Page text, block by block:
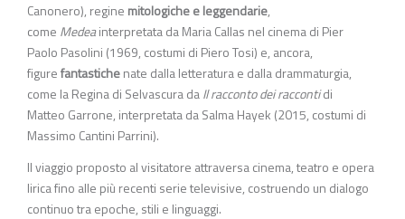
Canonero), regine mitologiche e leggendarie,
come Medeainterpretata da Maria Callas nel cinema di Pier
Paolo Pasolini (1969, costumi di Piero Tosi) e, ancora,
figurefantastichenate dalla letteratura e dalla drammaturgia,
come la Regina di Selvascura daIl racconto dei raccontidi
Matteo Garrone, interpretata da Salma Hayek (2015, costumi di
Massimo Cantini Parrini).
Il viaggio proposto al visitatore attraversa cinema, teatro e opera
lirica fino alle più recenti serie televisive, costruendo un dialogo
continuo tra epoche, stili e linguaggi.